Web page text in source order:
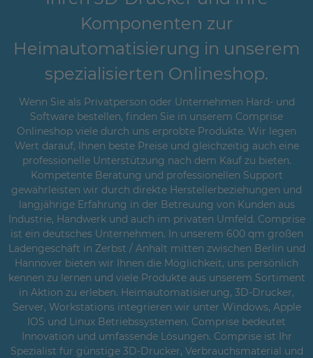
Komponenten zur
Heimautomatisierung in unserem
spezialisierten Onlineshop.
Wenn Sie als Privatperson oder Unternehmen Hard- und
Software bestellen, finden Sie in unserem Comprise
Onlineshop viele durch uns erprobte Produkte. Wir legen
Wert darauf, Ihnen beste Preise und gleichzeitig auch eine
professionelle Unterstützung nach dem Kauf zu bieten.
Kompetente Beratung und professionellen Support
gewährleisten wir durch direkte Herstellerbeziehungen und
langjährige Erfahrung in der Betreuung von Kunden aus
Industrie, Handwerk und auch im privaten Umfeld. Comprise
ist ein deutsches Unternehmen. In unserem 600 qm großen
Ladengeschäft in Zerbst / Anhalt mitten zwischen Berlin und
Hannover bieten wir Ihnen die Möglichkeit, uns persönlich
kennen zu lernen und viele Produkte aus unserem Sortiment
in Aktion zu erleben. Heimautomatisierung, 3D-Drucker,
Server, Workstations integrieren wir unter Windows, Apple
IOS und Linux Betriebssystemen. Comprise bedeutet
Innovation und umfassende Lösungen. Comprise ist Ihr
Spezialist für günstige 3D-Drucker, Verbrauchsmaterial und